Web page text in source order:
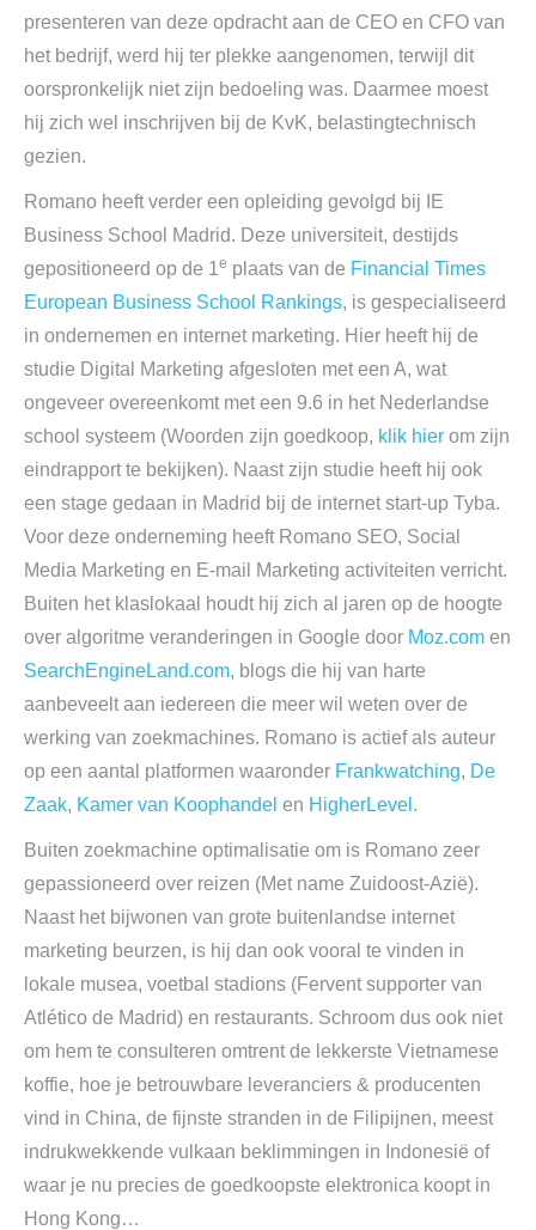
presenteren van deze opdracht aan de CEO en CFO van
het bedrijf, werd hij ter plekke aangenomen, terwijl dit
oorspronkelijk niet zijn bedoeling was. Daarmee moest
hij zich wel inschrijven bij de KvK, belastingtechnisch
gezien.
Romano heeft verder een opleiding gevolgd bij IE
Business School Madrid. Deze universiteit, destijds
gepositioneerd op de 1e plaats van de Financial Times
European Business School Rankings, is gespecialiseerd
in ondernemen en internet marketing. Hier heeft hij de
studie Digital Marketing afgesloten met een A, wat
ongeveer overeenkomt met een 9.6 in het Nederlandse
school systeem (Woorden zijn goedkoop, klik hier om zijn
eindrapport te bekijken). Naast zijn studie heeft hij ook
een stage gedaan in Madrid bij de internet start-up Tyba.
Voor deze onderneming heeft Romano SEO, Social
Media Marketing en E-mail Marketing activiteiten verricht.
Buiten het klaslokaal houdt hij zich al jaren op de hoogte
over algoritme veranderingen in Google door Moz.com en
SearchEngineLand.com, blogs die hij van harte
aanbeveelt aan iedereen die meer wil weten over de
werking van zoekmachines. Romano is actief als auteur
op een aantal platformen waaronder Frankwatching, De
Zaak, Kamer van Koophandel en HigherLevel .
Buiten zoekmachine optimalisatie om is Romano zeer
gepassioneerd over reizen (Met name Zuidoost-Azië).
Naast het bijwonen van grote buitenlandse internet
marketing beurzen, is hij dan ook vooral te vinden in
lokale musea, voetbal stadions (Fervent supporter van
Atlético de Madrid) en restaurants. Schroom dus ook niet
om hem te consulteren omtrent de lekkerste Vietnamese
koffie, hoe je betrouwbare leveranciers & producenten
vind in China, de fijnste stranden in de Filipijnen, meest
indrukwekkende vulkaan beklimmingen in Indonesië of
waar je nu precies de goedkoopste elektronica koopt in
Hong Kong…